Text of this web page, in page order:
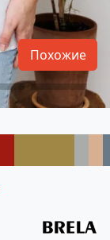
Похожие